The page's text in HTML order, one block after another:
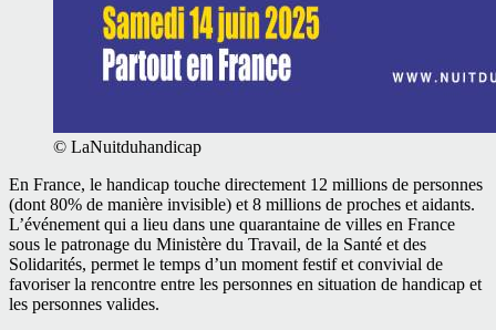
© LaNuitduhandicap
En France, le handicap touche directement 12 millions de personnes
(dont 80% de manière invisible) et 8 millions de proches et aidants.
L’événement qui a lieu dans une quarantaine de villes en France
sous le patronage du Ministère du Travail, de la Santé et des
Solidarités, permet le temps d’un moment festif et convivial de
favoriser la rencontre entre les personnes en situation de handicap et
les personnes valides.